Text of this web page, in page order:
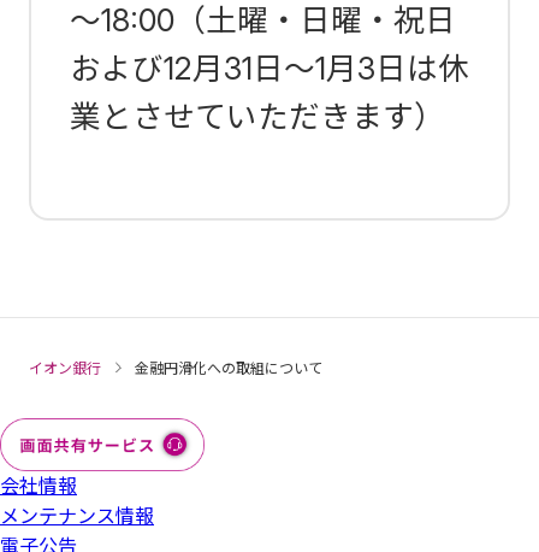
～18:00（土曜・日曜・祝日
および12月31日～1月3日は休
業とさせていただきます）
イオン銀行 金融円滑化への取組について
会社情報
メンテナンス情報
電子公告